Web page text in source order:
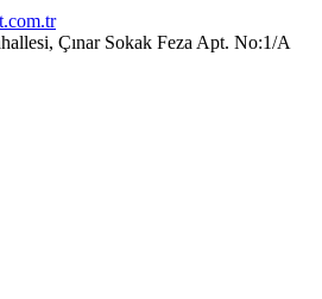
Çınar Sokak Feza Apt. No:1/A